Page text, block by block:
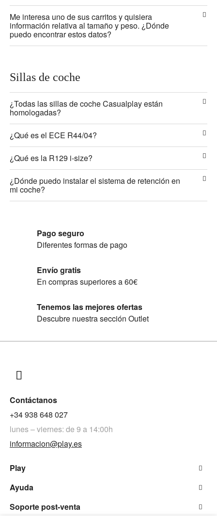
Me interesa uno de sus carritos y quisiera
información relativa al tamaño y peso. ¿Dónde
puedo encontrar estos datos?
Sillas de coche
¿Todas las sillas de coche Casualplay están
homologadas?
¿Qué es el ECE R44/04?
¿Qué es la R129 i-size?
¿Dónde puedo instalar el sistema de retención en
mi coche?
Pago seguro
Diferentes formas de pago
Envío gratis
En compras superiores a 60€
Tenemos las mejores ofertas
Descubre nuestra sección Outlet
Contáctanos
+34 938 648 027
lunes – viernes: de 9 a 14:00h
informacion@play.es
Play
Ayuda
Soporte post-venta